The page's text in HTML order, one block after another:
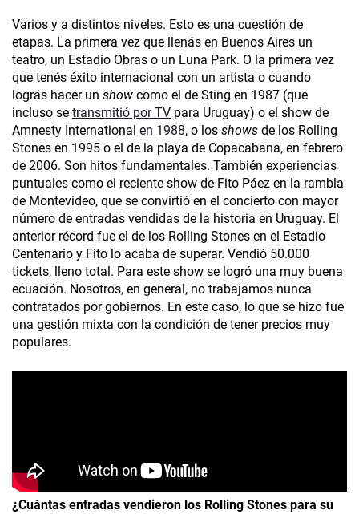
Varios y a distintos niveles. Esto es una cuestión de
etapas. La primera vez que llenás en Buenos Aires un
teatro, un Estadio Obras o un Luna Park. O la primera vez
que tenés éxito internacional con un artista o cuando
lográs hacer un show como el de Sting en 1987 (que
incluso se transmitió por TV para Uruguay) o el show de
Amnesty International en 1988, o los shows de los Rolling
Stones en 1995 o el de la playa de Copacabana, en febrero
de 2006. Son hitos fundamentales. También experiencias
puntuales como el reciente show de Fito Páez en la rambla
de Montevideo, que se convirtió en el concierto con mayor
número de entradas vendidas de la historia en Uruguay. El
anterior récord fue el de los Rolling Stones en el Estadio
Centenario y Fito lo acaba de superar. Vendió 50.000
tickets, lleno total. Para este show se logró una muy buena
ecuación. Nosotros, en general, no trabajamos nunca
contratados por gobiernos. En este caso, lo que se hizo fue
una gestión mixta con la condición de tener precios muy
populares.
¿Cuántas entradas vendieron los Rolling Stones para su